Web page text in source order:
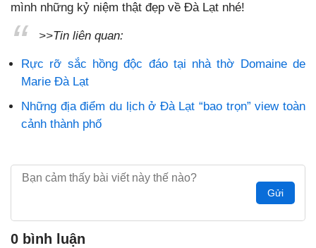
mình những kỷ niệm thật đẹp về Đà Lạt nhé!
>>Tin liên quan:
Rực rỡ sắc hồng độc đáo tại nhà thờ Domaine de
Marie Đà Lạt
Những địa điểm du lịch ở Đà Lạt “bao trọn” view toàn
cảnh thành phố
Gửi
0 bình luận